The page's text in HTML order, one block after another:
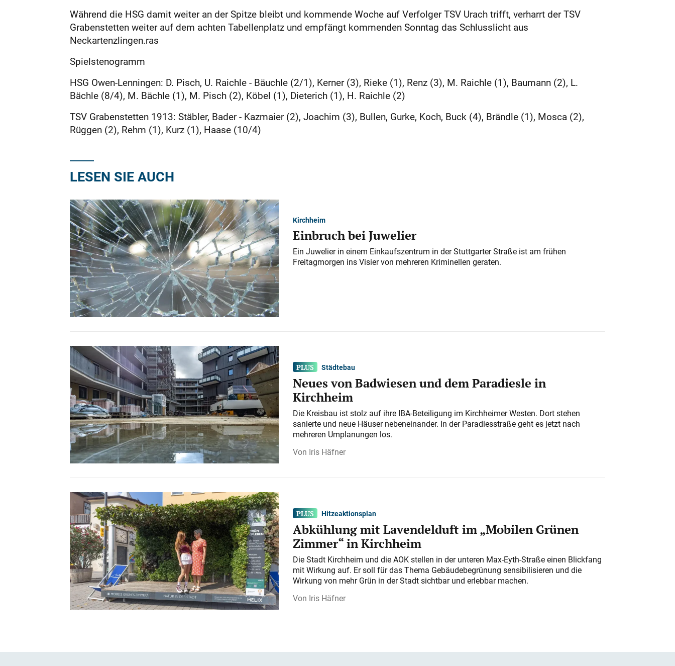
Während die HSG damit weiter an der Spitze bleibt und kommende Woche auf Verfolger TSV Urach trifft, verharrt der TSV
Grabenstetten weiter auf dem achten Tabellenplatz und empfängt kommenden Sonntag das Schlusslicht aus
Neckartenzlingen.ras
Spielstenogramm
HSG Owen-Lenningen: D. Pisch, U. Raichle - Bäuchle (2/1), Kerner (3), Rieke (1), Renz (3), M. Raichle (1), Baumann (2), L.
Bächle (8/4), M. Bächle (1), M. Pisch (2), Köbel (1), Dieterich (1), H. Raichle (2)
TSV Grabenstetten 1913: Stäbler, Bader - Kazmaier (2), Joachim (3), Bullen, Gurke, Koch, Buck (4), Brändle (1), Mosca (2),
Rüggen (2), Rehm (1), Kurz (1), Haase (10/4)
LESEN SIE AUCH
Kirchheim
Einbruch bei Juwelier
Ein Juwelier in einem Einkaufszentrum in der Stuttgarter Straße ist am frühen
Freitagmorgen ins Visier von mehreren Kriminellen geraten.
Städtebau
Neues von Badwiesen und dem Paradiesle in
Kirchheim
Die Kreisbau ist stolz auf ihre IBA-Beteiligung im Kirchheimer Westen. Dort stehen
sanierte und neue Häuser nebeneinander. In der Paradiesstraße geht es jetzt nach
mehreren Umplanungen los.
Iris Häfner
Hitzeaktionsplan
Abkühlung mit Lavendelduft im „Mobilen Grünen
Zimmer“ in Kirchheim
Die Stadt Kirchheim und die AOK stellen in der unteren Max-Eyth-Straße einen Blickfang
mit Wirkung auf. Er soll für das Thema Gebäudebegrünung sensibilisieren und die
Wirkung von mehr Grün in der Stadt sichtbar und erlebbar machen.
Iris Häfner